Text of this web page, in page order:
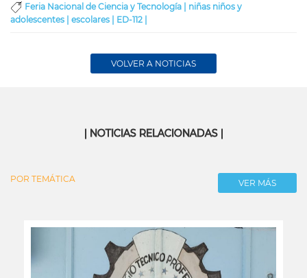
Feria Nacional de Ciencia y Tecnología | niñas niños y
adolescentes | escolares | ED-112 |
VOLVER A NOTICIAS
| NOTICIAS RELACIONADAS |
POR TEMÁTICA VER MÁS